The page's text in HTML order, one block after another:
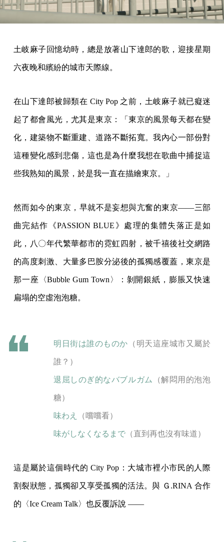
土岐麻子回憶幼時，總是放著山下達郎的歌，迎接星期
六夜晚和繽紛的城市天際線。
在山下達郎被歸類在 City Pop 之前，土岐麻子就已癡迷
起了都會風光，尤其是東京：「東京的風景每天都在變
化，建築物不斷重建、道路不斷拓寬。我內心一部份對
這種變化感到悲傷，這也是為什麼我想在歌曲中捕捉這
些我熟知的風景，於是我一直在描繪東京。」
然而如今的東京，早就不是妄想與亢奮的東京——三部
曲完結作《PASSION BLUE》處理的集體失落正是如
此，八〇年代繁華都市的霓虹四射，被千禧後社交網路
的高度刺激、大量多巴胺分泌後的孤獨感覆蓋，東京是
那一座〈Bubble Gum Town〉：剝開銀紙，膨脹又快速
扁塌的空虛泡泡糖。
明日街は誰のものか （明天這座城市又屬於
誰？）
退屈しのぎ的なバブルガム （解悶用的泡泡
糖）
味わえ （嚐嚐看）
味がしなくなるまで （直到再也沒有味道）
這是屬於這個時代的 City Pop：大城市裡小市民的人際
割裂狀態，孤獨卻又享受孤獨的活法。與 Ｇ.RINA 合作
的〈Ice Cream Talk〉也反覆訴說 ——